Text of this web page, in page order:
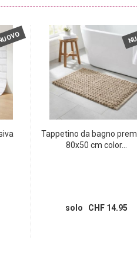
Tappetino da bagno
80x50 cm color...
solo CHF 14.95